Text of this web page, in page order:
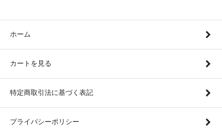
ホーム
カートを見る
特定商取引法に基づく表記
プライバシーポリシー